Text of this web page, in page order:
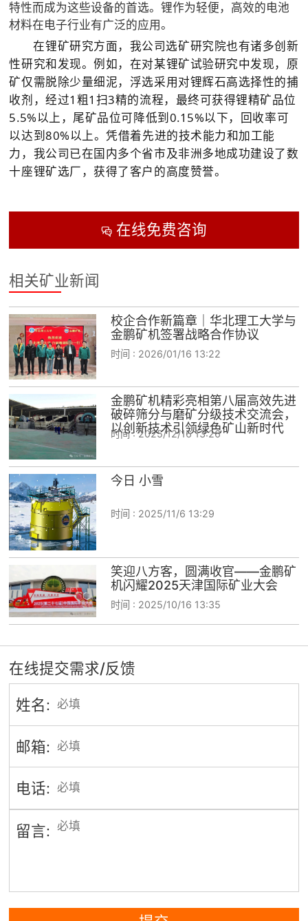
特性而成为这些设备的首选。锂作为轻便，高效的电池
材料在电子行业有广泛的应用。
在锂矿研究方面，我公司选矿研究院也有诸多创新
性研究和发现。例如，在对某锂矿试验研究中发现，原
矿仅需脱除少量细泥，浮选采用对锂辉石高选择性的捕
收剂，经过1粗1扫3精的流程，最终可获得锂精矿品位
5.5%以上，尾矿品位可降低到0.15%以下，回收率可
以达到80%以上。凭借着先进的技术能力和加工能
力，我公司已在国内多个省市及非洲多地成功建设了数
十座锂矿选厂，获得了客户的高度赞誉。
在线免费咨询
相关矿业新闻
校企合作新篇章｜华北理工大学与
金鹏矿机签署战略合作协议
时间 : 2026/01/16 13:22
金鹏矿机精彩亮相第八届高效先进
破碎筛分与磨矿分级技术交流会，
以创新技术引领绿色矿山新时代
时间 :2025/12/16 13:26
今日 小雪
时间 : 2025/11/6 13:29
笑迎八方客，圆满收官——金鹏矿
机闪耀2025天津国际矿业大会
时间 : 2025/10/16 13:35
在线提交需求/反馈
姓名:
邮箱:
电话:
留言: